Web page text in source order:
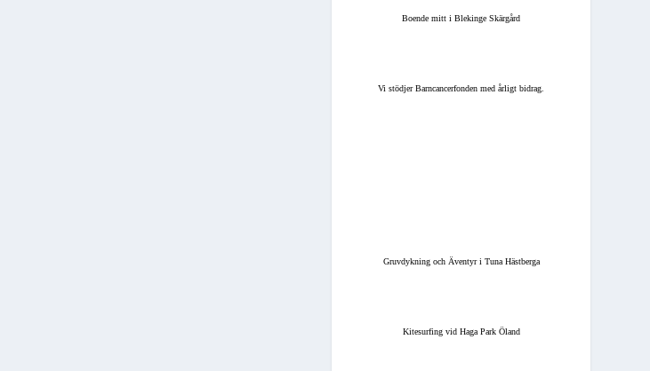
Boende mitt i Blekinge Skärgård
Vi stödjer Barncancerfonden med årligt bidrag.
Gruvdykning och Äventyr i Tuna Hästberga
Kitesurfing vid Haga Park Öland